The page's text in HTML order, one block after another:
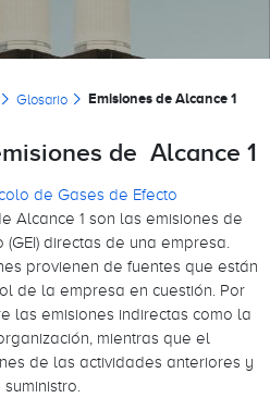
de ayuda a la
Glosario Emisiones de Alcance 1
de Alcance 1
de Gases de Efecto
Alcance 1 son las emisiones de
directas de una empresa.
provienen de fuentes que están
de la empresa en cuestión. Por
las emisiones indirectas como la
mientras que el
de las actividades anteriores y